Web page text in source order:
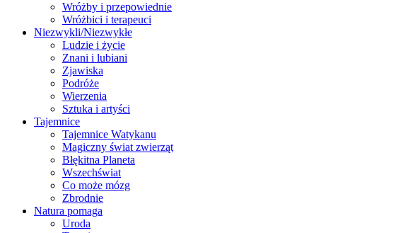
Wróżby i przepowiednie
Wróżbici i terapeuci
Niezwykli/Niezwykłe
Ludzie i życie
Znani i lubiani
Zjawiska
Podróże
Wierzenia
Sztuka i artyści
Tajemnice
Tajemnice Watykanu
Magiczny świat zwierząt
Błękitna Planeta
Wszechświat
Co może mózg
Zbrodnie
Natura pomaga
Uroda